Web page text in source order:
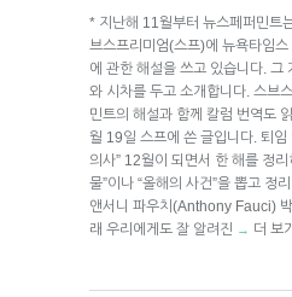
* 지난해 11월부터 뉴스페퍼민트
브스프리미엄(스프)에 뉴욕타임
에 관한 해설을 쓰고 있습니다. 그
와 시차를 두고 소개합니다. 스브
민트의 해설과 함께 칼럼 번역도
월 19일 스프에 쓴 글입니다. 퇴임
의사” 12월이 되면서 한 해를 정리
물”이나 “올해의 사건”을 뽑고 정
앤서니 파우치(Anthony Fauci)
래 우리에게도 잘 알려진 → 더 보기